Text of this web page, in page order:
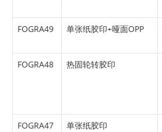
FOGRA49 单张纸胶印+哑面OPP
FOGRA48 热固轮转胶印
FOGRA47 单张纸胶印